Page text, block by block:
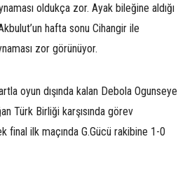
oldukça zor. Ayak bileğine aldığı
hafta sonu Cihangir ile
zor görünüyor.
oyun dışında kalan Debola Ogunseye
Türk Birliği karşısında görev
final ilk maçında G.Gücü rakibine 1-0